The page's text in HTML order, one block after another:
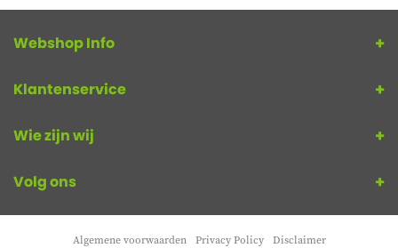
Webshop Info
Klantenservice
Wie zijn wij
Volg ons
Algemene voorwaarden Privacy Policy Disclaimer